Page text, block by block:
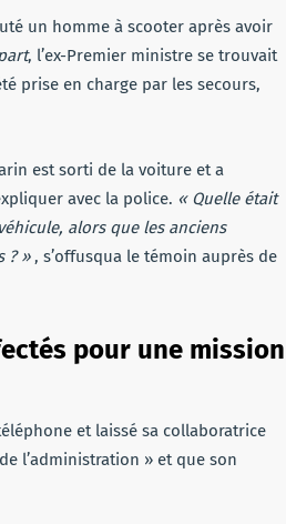
un homme à scooter après avoir
, l’ex-Premier ministre se trouvait
prise en charge par les secours,
est sorti de la voiture et a
avec la police. « Quelle était
alors que les anciens
? » , s’offusqua le témoin auprès de
pour une mission
et laissé sa collaboratrice
l’administration » et que son